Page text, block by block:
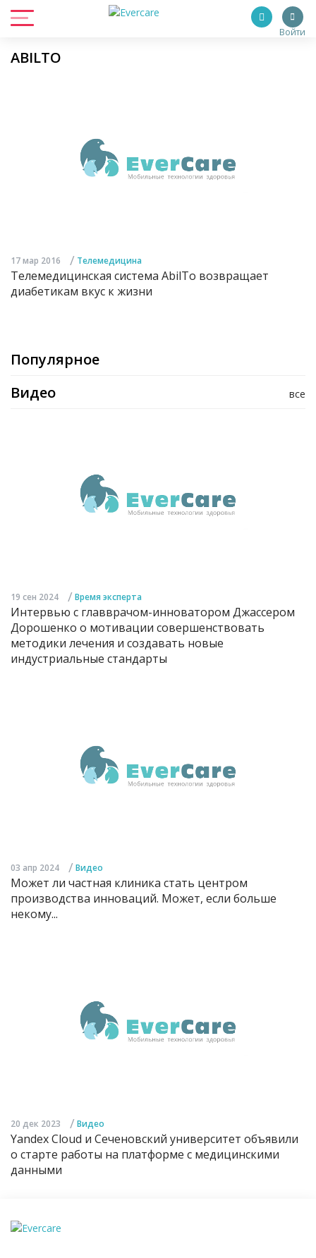
Войти
ABILTO
17 мар 2016 / Телемедицина
Телемедицинская система AbilTo возвращает
диабетикам вкус к жизни
Популярное
все
Видео
19 сен 2024 / Время эксперта
Интервью с главврачом-инноватором Джассером
Дорошенко о мотивации совершенствовать
методики лечения и создавать новые
индустриальные стандарты
03 апр 2024 / Видео
Может ли частная клиника стать центром
производства инноваций. Может, если больше
некому...
20 дек 2023 / Видео
Yandex Cloud и Сеченовский университет объявили
о старте работы на платформе с медицинскими
данными